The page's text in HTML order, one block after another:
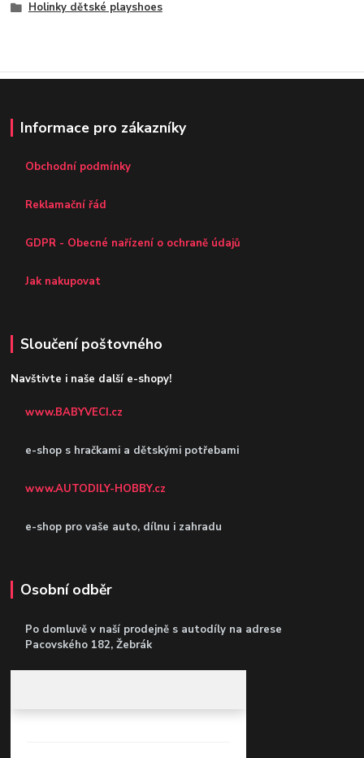
Holinky dětské playshoes
Informace pro zákazníky
Obchodní podmínky
Reklamační řád
GDPR - Obecné nařízení o ochraně údajů
Jak nakupovat
Sloučení poštovného
Navštivte i naše další e-shopy!
www.BABYVECI.cz
e-shop s hračkami a dětskými potřebami
www.AUTODILY-HOBBY.cz
e-shop pro vaše auto, dílnu i zahradu
Osobní odběr
Po domluvě v naší prodejně s autodíly na adrese
Pacovského 182, Žebrák